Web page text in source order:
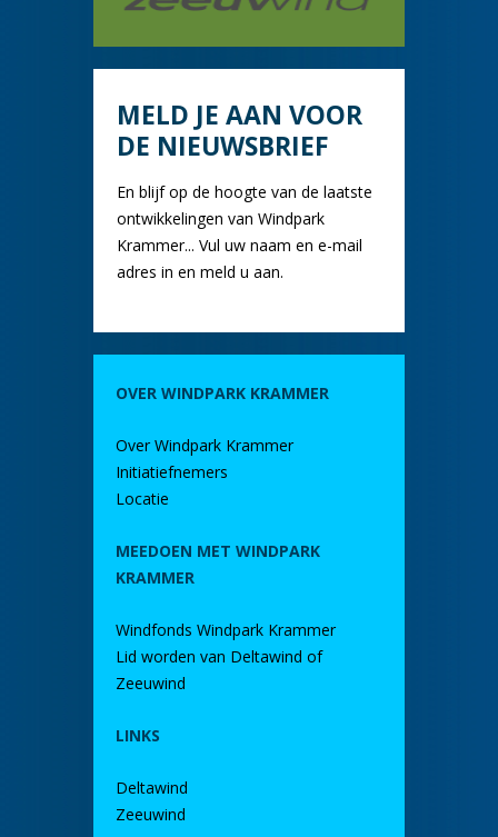
MELD JE AAN VOOR
DE NIEUWSBRIEF
En blijf op de hoogte van de laatste
ontwikkelingen van Windpark
Krammer... Vul uw naam en e-mail
adres in en meld u aan.
OVER WINDPARK KRAMMER
Over Windpark Krammer
Initiatiefnemers
Locatie
MEEDOEN MET WINDPARK
KRAMMER
Windfonds Windpark Krammer
Lid worden van Deltawind of
Zeeuwind
LINKS
Deltawind
Zeeuwind